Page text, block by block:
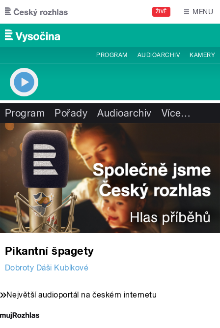
Přejít k hlavnímu obsahu
ŽIVĚ MENU
PROGRAM AUDIOARCHIV KAMERY
Program Pořady Audioarchiv Více…
Pikantní špagety
Dobroty Dáši Kubíkové
Největší audioportál na českém internetu